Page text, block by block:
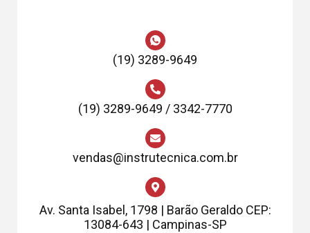
(19) 3289-9649
(19) 3289-9649 / 3342-7770
vendas@instrutecnica.com.br
Av. Santa Isabel, 1798 | Barão Geraldo CEP:
13084-643 | Campinas-SP